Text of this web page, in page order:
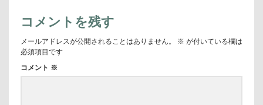
コメントを残す
メールアドレスが公開されることはありません。 ※ が付いている欄は
必須項目です
コメント ※